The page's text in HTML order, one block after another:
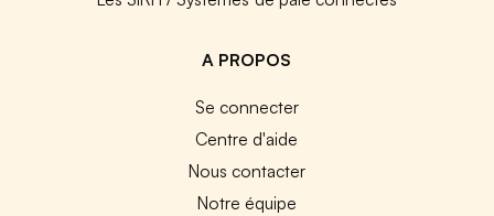
A PROPOS
Se connecter
Centre d'aide
Nous contacter
Notre équipe